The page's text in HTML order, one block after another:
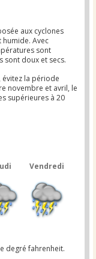
aux cyclones
Avec
sont
sont doux et secs.
évitez la période
novembre et avril, le
supérieures à 20
Vendredi
degré fahrenheit.